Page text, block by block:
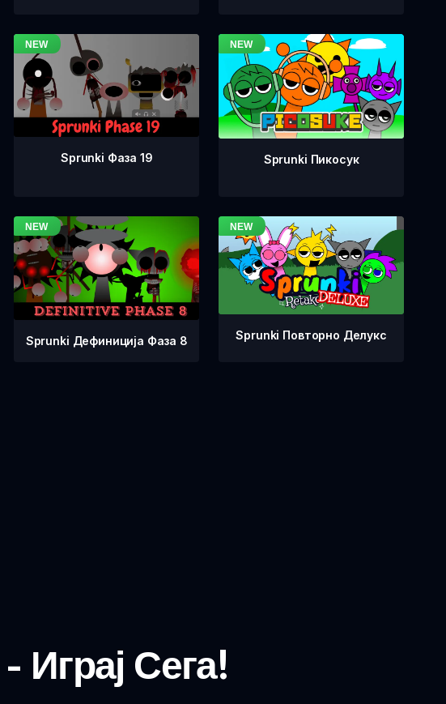
Sprunki Фаза 19 Sprunki Пикосук
Sprunki Дефиниција Фаза 8 Sprunki Повторно Делукс
Играј Сега!